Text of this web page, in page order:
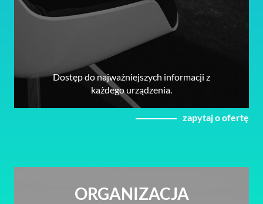
Dostęp do najważniejszych informacji z
każdego urządzenia.
zapytaj o ofertę
ORGANIZACJA